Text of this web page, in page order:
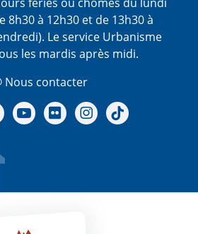
8h30 à 12h30 et de 13h30 à
Le service Urbanisme
les mardis après midi.
Nous contacter
Facebook
Notre X - (twitter)
Notre chaine Youtube
Notre Gallerie sur Flickr
Notre Instagram